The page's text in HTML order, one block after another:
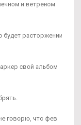
и ветреном
будет расторжении
свой альбом
говорю, что фев